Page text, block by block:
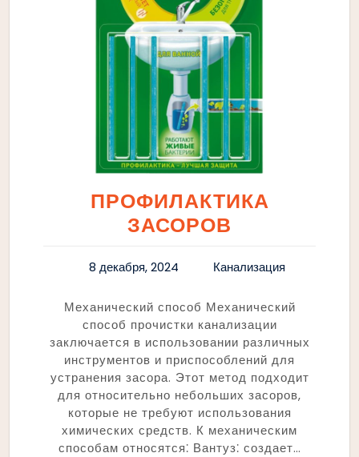
ПРОФИЛАКТИКА
ЗАСОРОВ
8 декабря, 2024 Канализация
Механический способ Механический
способ прочистки канализации
заключается в использовании различных
инструментов и приспособлений для
устранения засора. Этот метод подходит
для относительно небольших засоров,
которые не требуют использования
химических средств. К механическим
способам относятся⁚ Вантуз⁚ создает…